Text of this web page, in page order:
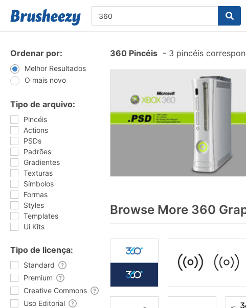
Ordenar por:
Melhor Resultados
O mais novo
Tipo de arquivo:
Pincéis
Actions
PSDs
Padrões
Gradientes
Texturas
Símbolos
Formas
Styles
Templates
Ui Kits
Tipo de licença:
Standard
Premium
Creative Commons
Uso Editorial
360 Pincéis - 3 pincéis
Browse More 360